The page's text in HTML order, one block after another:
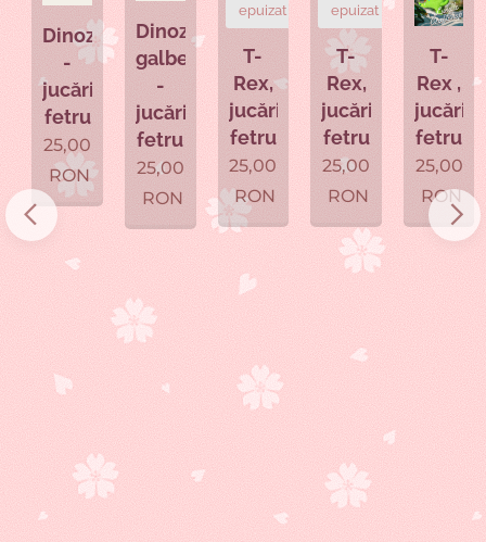
Dinozaur
jucărie
fetru
25,00
RON
Dinozaurul
galben
jucărie
fetru
25,00
RON
T-
Rex,
jucărie
fetru
epuizat
25,00
RON
T-
Rex,
jucărie
fetru
epuizat
25,00
RON
T-
Rex ,
jucărie
fetru
25,00
RON